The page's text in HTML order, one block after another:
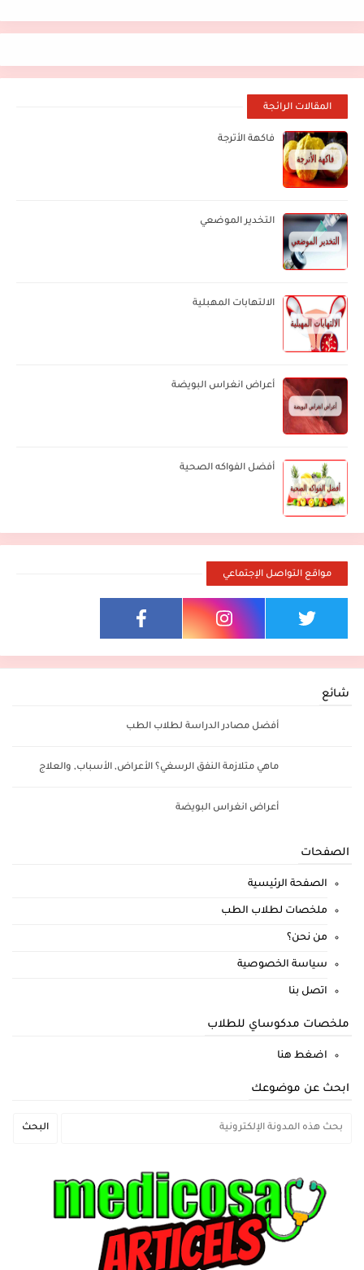
المقالات الرائجة
فاكهة الأترجة
التخدير الموضعي
الالتهابات المهبلية
أعراض انغراس البويضة
أفضل الفواكه الصحية
مواقع التواصل الإجتماعي
شائع
أفضل مصادر الدراسة لطلاب الطب
ماهي متلازمة النفق الرسغي؟ الأعراض, الأسباب, والعلاج
أعراض انغراس البويضة
الصفحات
الصفحة الرئيسية
ملخصات لطلاب الطب
من نحن؟
سياسة الخصوصية
اتصل بنا
ملخصات مدكوساي للطلاب
اضغط هنا
ابحث عن موضوعك